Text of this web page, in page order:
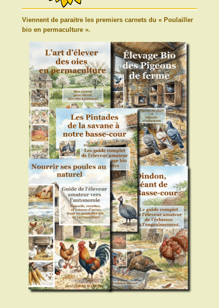
Viennent de paraitre les premiers carnets du « Poulailler
bio en permaculture ».